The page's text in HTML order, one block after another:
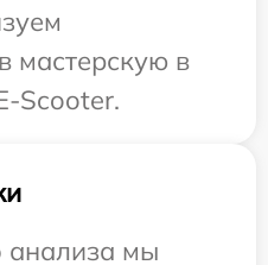
мастерскую в
Scooter.
анализа мы